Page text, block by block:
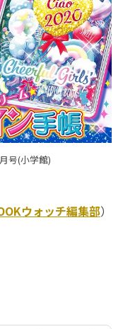
号(小学館)
ウォッチ編集部）